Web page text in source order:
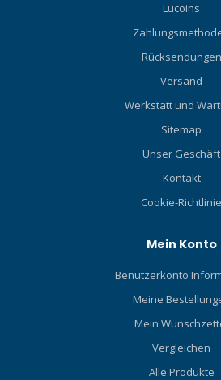
Lucoins
Rücksendungen
Versand
Werkstatt und
Sitemap
Unser Geschäft
Kontakt
Cookie-Richtlinie
Mein Konto
Benutzerkonto
Meine
Mein
Vergleichen
Alle Produkte